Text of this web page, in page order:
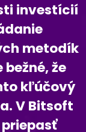
investícií
metodík
že
kľúčový
V Bitsoft